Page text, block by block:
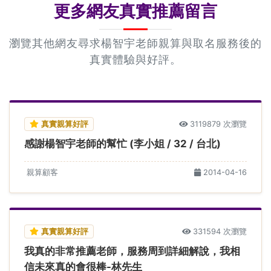
更多網友真實推薦留言
瀏覽其他網友尋求楊智宇老師親算與取名服務後的
真實體驗與好評。
真實親算好評 3119879 次瀏覽
感謝楊智宇老師的幫忙 (李小姐 / 32 / 台北)
親算顧客 2014-04-16
真實親算好評 331594 次瀏覽
我真的非常推薦老師，服務周到詳細解說，我相
信未來真的會很棒-林先生